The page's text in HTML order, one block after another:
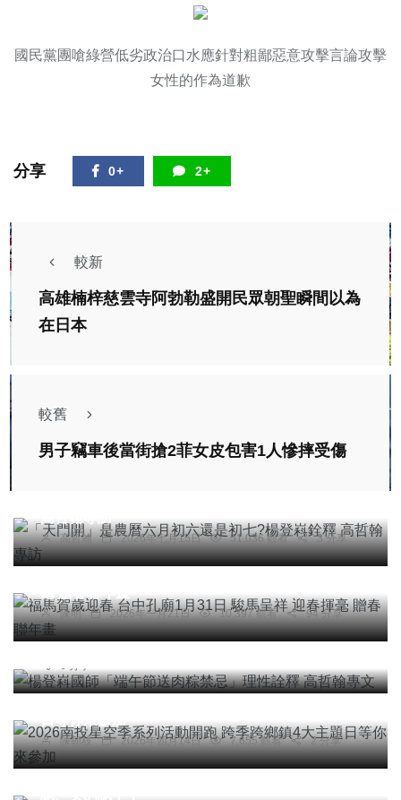
國民黨團嗆綠營低劣政治口水應針對粗鄙惡意攻擊言論攻擊
女性的作為道歉
分享 0+ 2+
較新
高雄楠梓慈雲寺阿勃勒盛開民眾朝聖瞬間以為
在日本
較舊
男子竊車後當街搶2菲女皮包害1人慘摔受傷
高哲翰 2026年七月15日 51,036 觀看 3 分享
社會 綜合新聞 文教
福馬賀歲迎春 台中孔廟1月31日 駿馬呈祥 迎春揮
陳明 2026年一月21日 10,397 觀看 94 分享
楊登嵙國師「端午節送肉粽禁忌」理性詮釋 高哲翰
專文
6 分享
旅遊
2026南投星空季系列活動開跑 跨季跨鄉鎮4大主題
陳朝枝 2026年四月14日 7,655 觀看 2 分享
雌雄小賊｜偷走慢城公園公共浴室投幣機14000元
硬幣，害大家不能夠洗澡，鳳警人贓俱獲，男的否